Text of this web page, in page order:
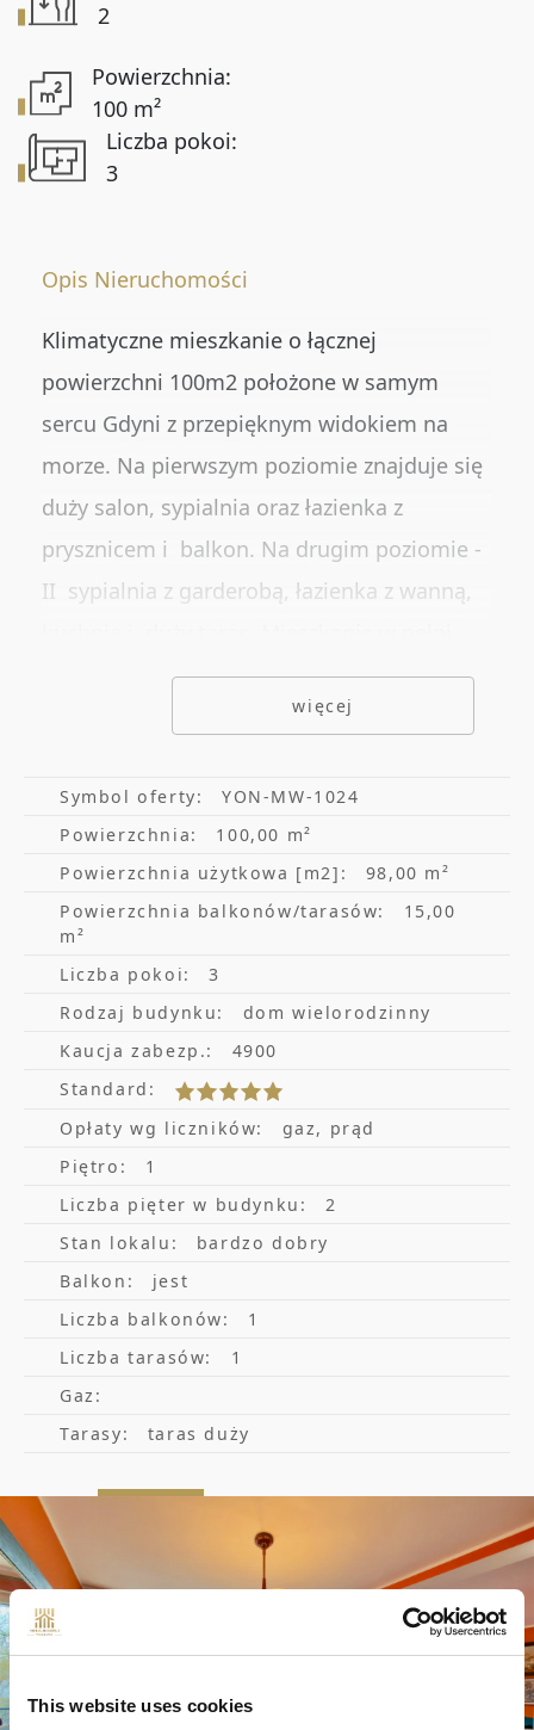
This website uses cookies
Lokalizacja
Numer oferty
DODATKOWE OPCJE
Rynekpierwotny
Oferty specjalne
Oferty bez prowizji
2
Powierzchnia:
100 m²
Liczba pokoi:
3
Opis Nieruchomości
Klimatyczne mieszkanie o łącznej
powierzchni 100m2 położone w samym
sercu Gdyni z przepięknym widokiem na
morze. Na pierwszym poziomie znajduje się
duży salon, sypialnia oraz łazienka z
prysznicem i balkon. Na drugim poziomie -
II sypialnia z garderobą, łazienka z wanną,
wyposażone, bezczynszowe.
Dodatkowe opłaty - gaz i prąd w/g liczników.
więcej
Symbol oferty:
YON-MW-1024
Powierzchnia:
100,00 m²
Powierzchnia użytkowa [m2]:
98,00 m²
Powierzchnia balkonów/tarasów:
15,00
m²
Liczba pokoi:
3
Rodzaj budynku:
dom wielorodzinny
Kaucja zabezp.:
4900
Standard:
Opłaty wg liczników:
gaz, prąd
Piętro:
1
Liczba pięter w budynku:
2
Stan lokalu:
bardzo dobry
Balkon:
jest
Liczba balkonów:
1
Liczba tarasów:
1
Gaz:
Tarasy:
taras duży